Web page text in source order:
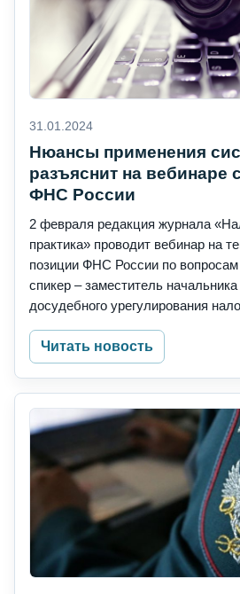
31.01.2024
Нюансы применения
разъяснит на вебинаре
ФНС России
2 февраля редакция журнала
практика» проводит вебинар на
позиции ФНС России по
спикер – заместитель
досудебного урегулирования
Читать новость